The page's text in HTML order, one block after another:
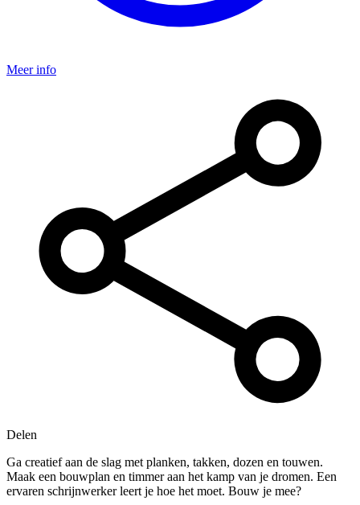
Meer info
Delen
Ga creatief aan de slag met planken, takken, dozen en touwen.
Maak een bouwplan en timmer aan het kamp van je dromen. Een
ervaren schrijnwerker leert je hoe het moet. Bouw je mee?